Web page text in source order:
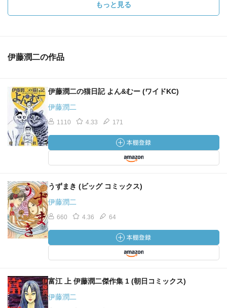
もっと見る
伊藤潤二の作品
伊藤潤二の猫日記 よん&むー (ワイドKC)
伊藤潤二
1110 4.33 171
うずまき (ビッグ コミックス)
伊藤潤二
660 4.36 64
富江 上 伊藤潤二傑作集 1 (朝日コミックス)
伊藤潤二